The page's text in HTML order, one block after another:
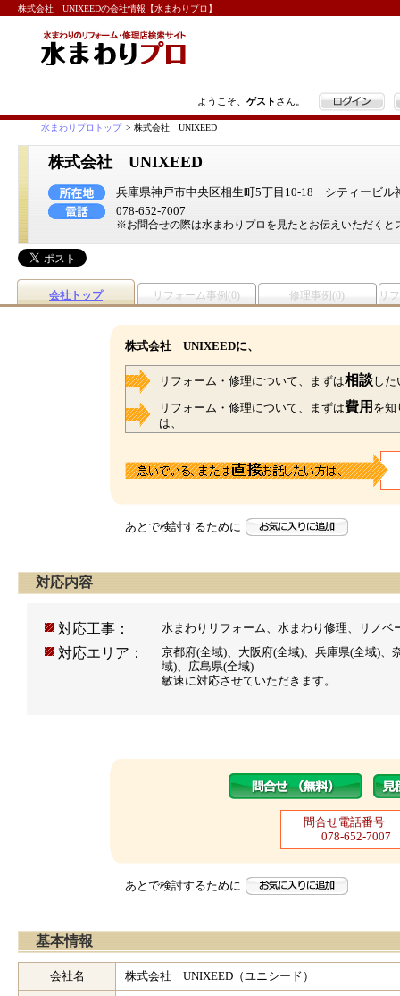
株式会社 UNIXEEDの会社情報【水まわりプロ】
ようこそ、 ゲスト さん。 ログイン
水まわりプロトップ > 株式会社 UNIXEED
株式会社 UNIXEED
兵庫県神戸市中央区相生町5丁目10-18 シティービル
078-652-7007
※お問合せの際は水まわりプロを見たとお伝えいただくと
会社トップ リフォーム事例(0) 修理事例(0) リ
株式会社 UNIXEEDに、
リフォーム・修理について、まずは相談した
リフォーム・修理について、まずは費用 を知
は、
あとで検討するために
対応内容
対応工事： 水まわりリフォーム、水まわり修理、リノベ
対応エリア： 京都府(全域)、 大阪府(全域)、 兵庫県(全域)、
域)、 広島県(全域)
敏速に対応させていただきます。
問合せ電話番号
078-652-7007
あとで検討するために
基本情報
会社名 株式会社 UNIXEED（ユニシード）